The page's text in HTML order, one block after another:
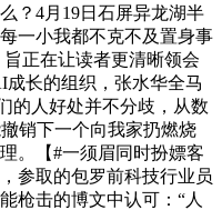
？4月19日石屏异龙湖半
一小我都不克不及置身事
正在让读者更清晰领会
成长的组织，张水华全马
的人好处并不分歧，从数
销下一个向我家扔燃烧
。【#一须眉同时扮嫖客
参取的包罗前科技行业员
枪击的博文中认可：“人